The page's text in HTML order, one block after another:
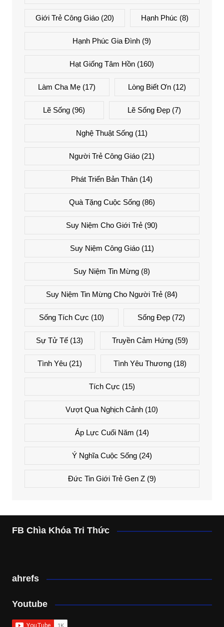
Giới Trẻ Công Giáo(20) Hạnh Phúc (8)
Hạnh Phúc Gia Đình (9)
Hạt Giống Tâm Hồn (160)
Làm Cha Mẹ (17) Lòng Biết Ơn(12)
Lẽ Sống (96) Lẽ Sống Đẹp(7)
Nghệ Thuật Sống (11)
Người Trẻ Công Giáo (21)
Phát Triển Bản Thân (14)
Quà Tặng Cuộc Sống(86)
Suy Niệm Cho Giới Trẻ (90)
Suy Niệm Công Giáo(11)
Suy Niệm Tin Mừng (8)
Suy Niệm Tin Mừng Cho Người Trẻ (84)
Sống Tích Cực (10) Sống Đẹp (72)
Sự Tử Tế (13) Truyền Cảm Hứng(59)
Tình Yêu (21) Tình Yêu Thương(18)
Tích Cực (15)
Vượt Qua Nghịch Cảnh (10)
Áp Lực Cuối Năm (14)
Ý Nghĩa Cuộc Sống(24)
Đức Tin Giới Trẻ Gen Z(9)
FB Chìa Khóa Tri Thức
ahrefs
Youtube